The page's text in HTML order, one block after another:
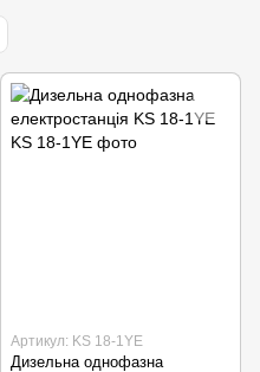
Артикул: KS 18-1YE
Дизельна однофазна